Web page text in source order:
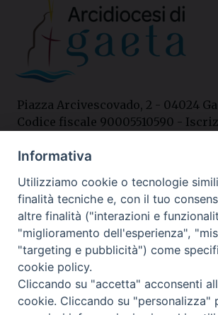
Piazza Arcivescovado, 2 - 04024
Codice fiscale 90005510590 -
Contatti
Curia
Tel. 0771.740341
Palazzo De Vio
Tel. 0771.464088
Informativa
Utilizziamo cookie o tecnologie
finalità tecniche e, con il tuo
altre finalità ("interazioni e
"miglioramento dell'esperienza",
"targeting e pubblicità") come
cookie policy.
Cliccando su "accetta" acconsenti
cookie. Cliccando su "personalizza"